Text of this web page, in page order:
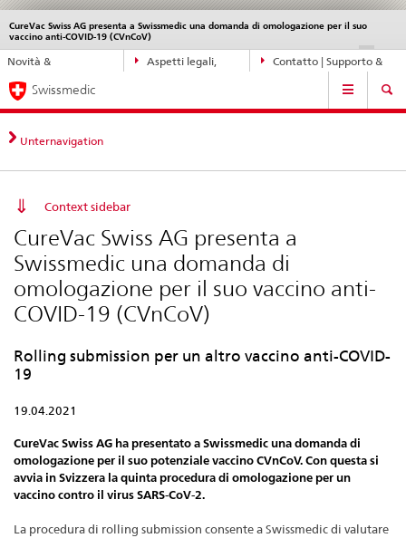
Navigazione
diretta:
novità,
aspetti
legali,
contatto
Novità &
Aspetti legali,
Contatto | Supporto &
CureVac Swiss AG presenta a Swissmedic una domanda di omologazione per il suo
vaccino anti-COVID-19 (CVnCoV)
DE IT
Service
navigation
Navigation
Swissmedic
Unternavigation
Context sidebar
CureVac Swiss AG presenta a
Swissmedic una domanda di
omologazione per il suo vaccino anti-
COVID-19 (CVnCoV)
Rolling submission per un altro vaccino anti-COVID-
19
19.04.2021
CureVac Swiss AG ha presentato a Swissmedic una domanda di
omologazione per il suo potenziale vaccino CVnCoV. Con questa si
avvia in Svizzera la quinta procedura di omologazione per un
vaccino contro il virus SARS-CoV-2.
La procedura di rolling submission consente a Swissmedic di valutare